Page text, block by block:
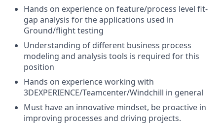
Hands on experience on feature/process level fit-
gap analysis for the applications used in
Ground/flight testing
Understanding of different business process
modeling and analysis tools is required for this
position
Hands on experience working with
3DEXPERIENCE/Teamcenter/Windchill in general
Must have an innovative mindset, be proactive in
improving processes and driving projects.